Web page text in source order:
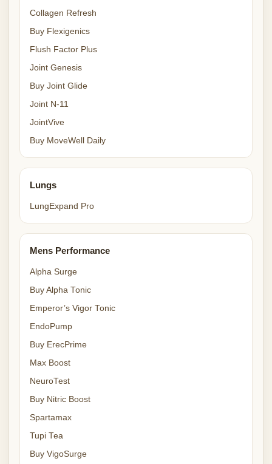
Collagen Refresh
Buy Flexigenics
Flush Factor Plus
Joint Genesis
Buy Joint Glide
Joint N-11
JointVive
Buy MoveWell Daily
Lungs
LungExpand Pro
Mens Performance
Alpha Surge
Buy Alpha Tonic
Emperor’s Vigor Tonic
EndoPump
Buy ErecPrime
Max Boost
NeuroTest
Buy Nitric Boost
Spartamax
Tupi Tea
Buy VigoSurge